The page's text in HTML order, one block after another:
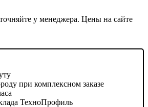
у менеджера. Цены на сайте
при комплексном заказе
ТехноПрофиль